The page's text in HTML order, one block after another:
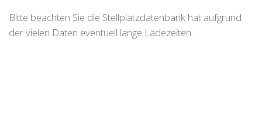
Bitte beachten Sie die Stellplatzdatenbank hat aufgrund
der vielen Daten eventuell lange Ladezeiten.